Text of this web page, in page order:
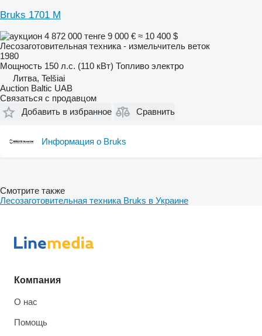
Bruks 1701 M
4 872 000 тенге 9 000 € ≈ 10 400 $
Лесозаготовительная техника - измельчитель веток
1980
Мощность 150 л.с. (110 кВт) Топливо электро
Литва, Telšiai
Auction Baltic UAB
Связаться с продавцом
Добавить в избранное
Сравнить
Информация о Bruks
Смотрите также
Лесозаготовительная техника Bruks в Украине
Компания
О нас
Помощь